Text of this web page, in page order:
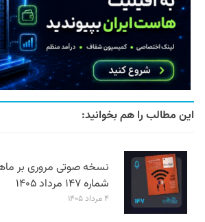
این مطالب را هم بخوانید:
نسخه صوتی مروری بر
شماره ۱۴۷ مرداد ۱۴۰۵
۴ مرداد ۱۴۰۵